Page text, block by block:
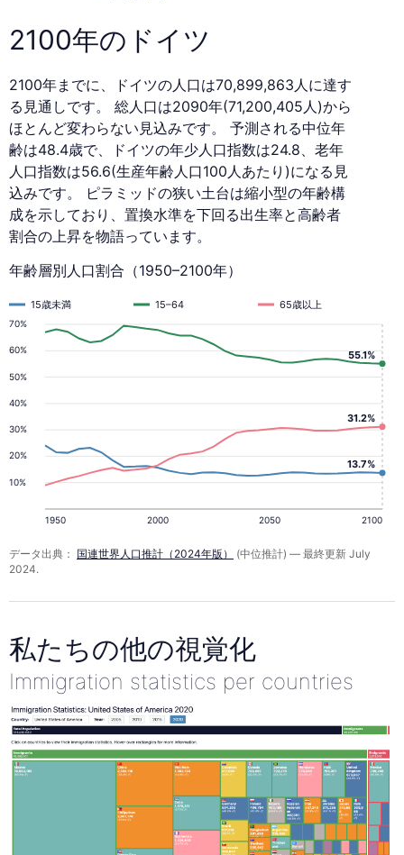
2100年のドイツ
2100年までに、ドイツの人口は70,899,863人に達す
る見通しです。 総人口は2090年(71,200,405人)から
ほとんど変わらない見込みです。 予測される中位年
齢は48.4歳で、ドイツの年少人口指数は24.8、老年
人口指数は56.6(生産年齢人口100人あたり)になる見
込みです。 ピラミッドの狭い土台は縮小型の年齢構
成を示しており、置換水準を下回る出生率と高齢者
割合の上昇を物語っています。
年齢層別人口割合（1950–2100年）
10%
20%
30%
40%
50%
60%
70%
1950 2000 2050 2100
15歳未満 15–64 65歳以上
13.7%
31.2%
55.1%
データ出典： 国連世界人口推計（2024年版）
(中位推計) — 最終更新 July
2024.
私たちの他の視覚化
Immigration statistics per countries